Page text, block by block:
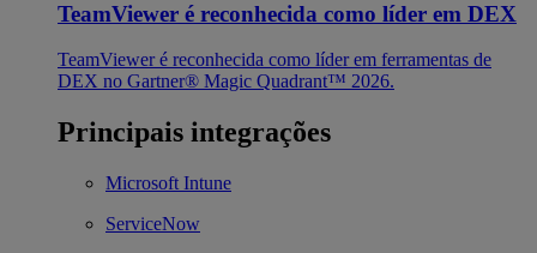
TeamViewer é reconhecida como líder em DEX
TeamViewer é reconhecida como líder em ferramentas de
DEX no Gartner® Magic Quadrant™ 2026.
Principais integrações
Microsoft Intune
ServiceNow